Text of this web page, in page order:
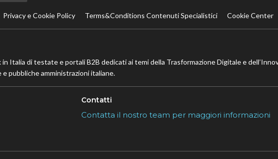
Privacy e Cookie Policy Terms&Conditions Contenuti Specialistici Cookie Center
Italia di testate e portali B2B dedicati ai temi della Trasformazione Digitale e
pubbliche amministrazioni italiane.
Contatti
Contatta il nostro team per maggiori informazioni